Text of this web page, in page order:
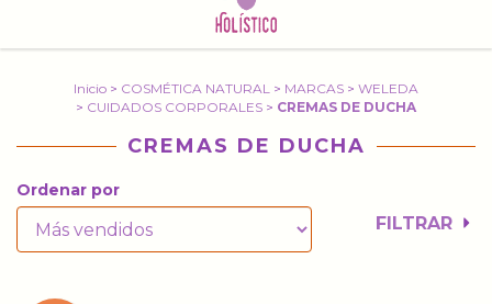
Inicio > COSMÉTICA NATURAL > MARCAS > WELEDA
> CUIDADOS CORPORALES > CREMAS DE DUCHA
CREMAS DE DUCHA
Ordenar por
FILTRAR